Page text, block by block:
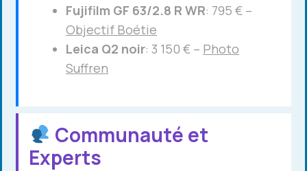
Fujifilm GF 63/2.8 R WR: 795 € –
Objectif Boétie
Leica Q2 noir: 3 150 € – Photo
Suffren
Communauté et
Experts